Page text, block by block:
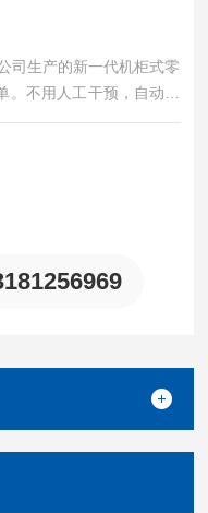
司生产的新一代机柜式零
不用人工干预，自动排
加稳定，可以满足各种型